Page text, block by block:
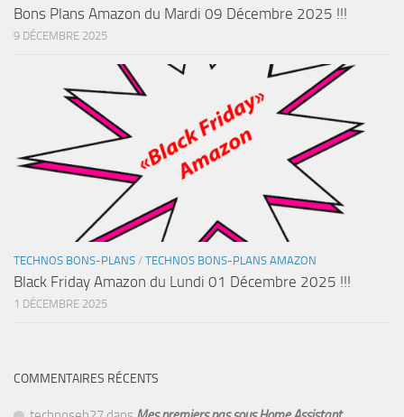
Bons Plans Amazon du Mardi 09 Décembre 2025 !!!
9 DÉCEMBRE 2025
TECHNOS BONS-PLANS / TECHNOS BONS-PLANS AMAZON
Black Friday Amazon du Lundi 01 Décembre 2025 !!!
1 DÉCEMBRE 2025
COMMENTAIRES RÉCENTS